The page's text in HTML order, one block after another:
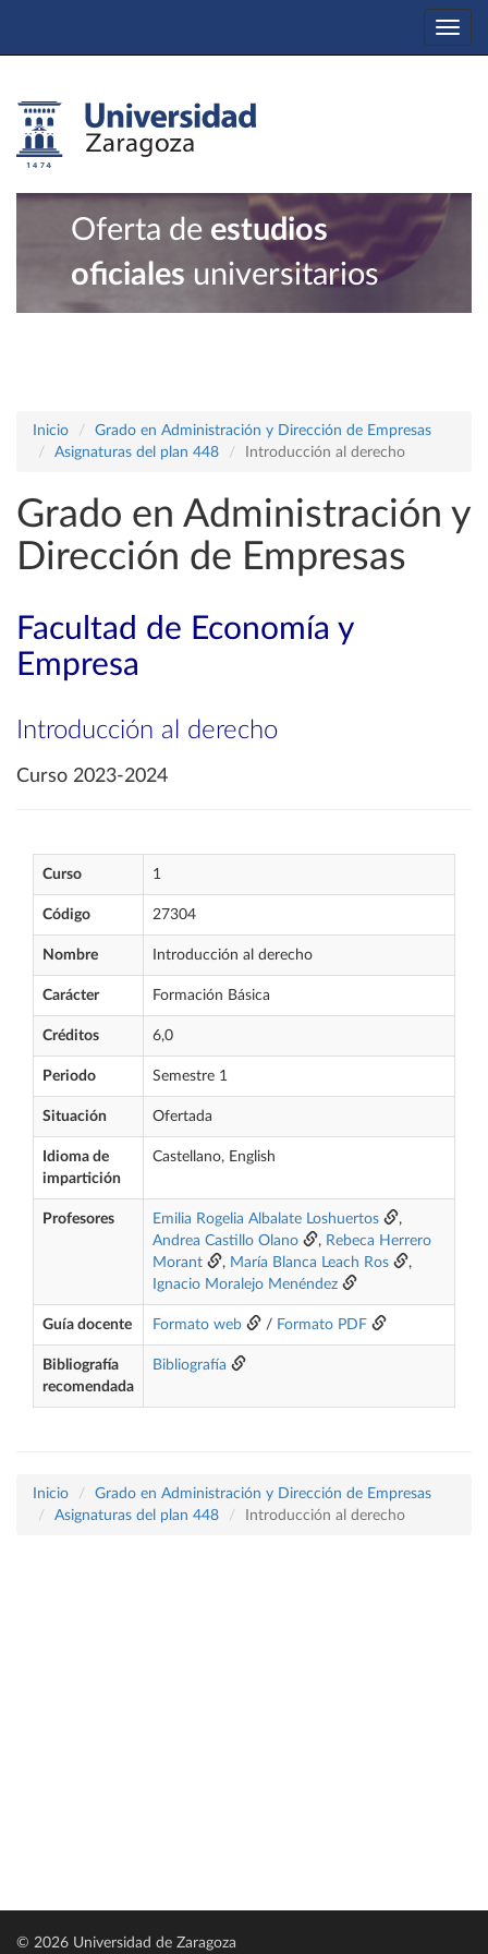
Oferta de estudios
oficiales universitarios
Inicio
Grado en Administración y Dirección de Empresas
Asignaturas del plan 448
Introducción al derecho
Grado en Administración y
Dirección de Empresas
Facultad de Economía y
Empresa
Introducción al derecho
Curso 2023-2024
Curso 1
Código 27304
Nombre Introducción al derecho
Carácter Formación Básica
Créditos 6,0
Periodo Semestre 1
Situación Ofertada
Idioma de
impartición
Castellano, English
Profesores Emilia Rogelia Albalate Loshuertos
,
Andrea Castillo Olano
, Rebeca Herrero
Morant
, María Blanca Leach Ros
,
Ignacio Moralejo Menéndez
Guía docente Formato web / Formato PDF
Bibliografía
recomendada
Bibliografía
Inicio
Grado en Administración y Dirección de Empresas
Asignaturas del plan 448
Introducción al derecho
© 2026 Universidad de Zaragoza